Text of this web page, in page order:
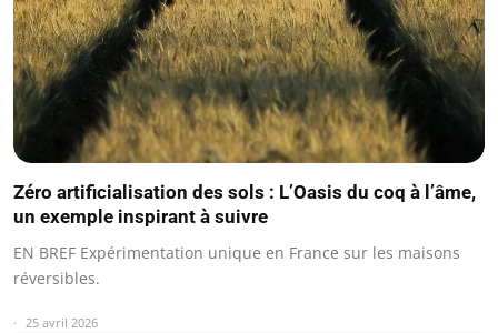
Zéro artificialisation des sols : L’Oasis du coq à l’âme,
un exemple inspirant à suivre
EN BREF Expérimentation unique en France sur les maisons
réversibles.
25 avril 2026